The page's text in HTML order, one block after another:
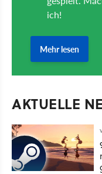
AKTUELLE